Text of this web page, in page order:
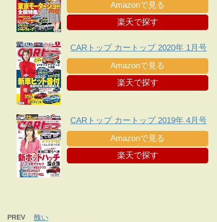
Amazonで見る
楽天で探す
CARトップ カートップ 2020年 1月号
Amazonで見る
楽天で探す
CARトップ カートップ 2019年 4月号
Amazonで見る
楽天で探す
PREV 醜い